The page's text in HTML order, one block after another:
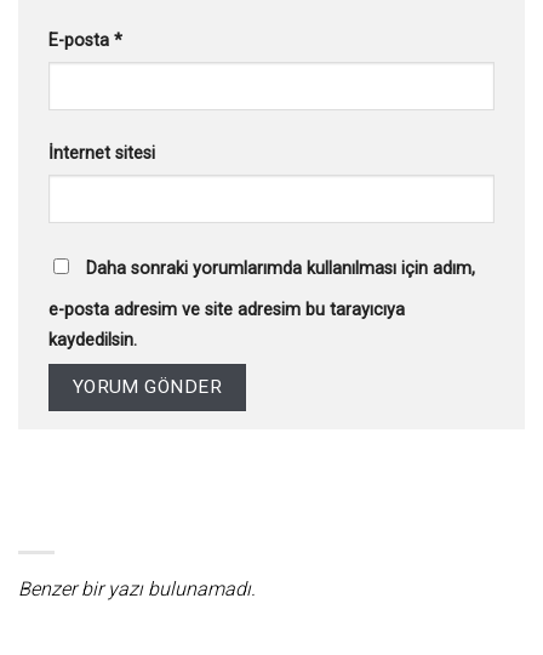
E-posta *
İnternet sitesi
Daha sonraki yorumlarımda kullanılması için adım,
e-posta adresim ve site adresim bu tarayıcıya
kaydedilsin.
Benzer bir yazı bulunamadı.